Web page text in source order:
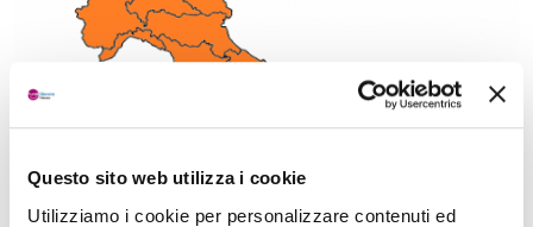
Questo sito web utilizza i cookie
Utilizziamo i cookie per personalizzare contenuti ed